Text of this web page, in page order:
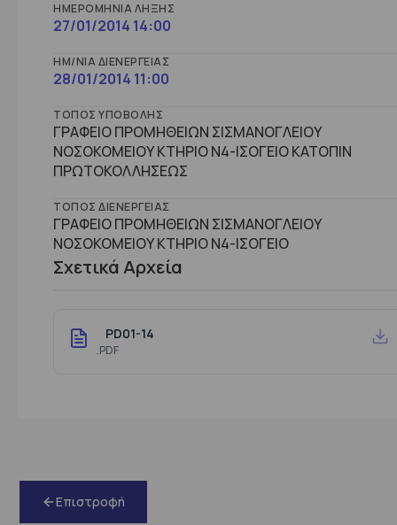
ΗΜΕΡΟΜΗΝΊΑ ΛΉΞΗΣ
27/01/2014 14:00
ΗΜ/ΝΊΑ ΔΙΕΝΈΡΓΕΙΑΣ
28/01/2014 11:00
ΤΌΠΟΣ ΥΠΟΒΟΛΉΣ
ΓΡΑΦΕΙΟ ΠΡΟΜΗΘΕΙΩΝ ΣΙΣΜΑΝΟΓΛΕΙΟΥ
ΝΟΣΟΚΟΜΕΙΟΥ ΚΤΗΡΙΟ Ν4-ΙΣΟΓΕΙΟ ΚΑΤΟΠΙΝ
ΠΡΩΤΟΚΟΛΛΗΣΕΩΣ
ΤΌΠΟΣ ΔΙΕΝΈΡΓΕΙΑΣ
ΓΡΑΦΕΙΟ ΠΡΟΜΗΘΕΙΩΝ ΣΙΣΜΑΝΟΓΛΕΙΟΥ
ΝΟΣΟΚΟΜΕΙΟΥ ΚΤΗΡΙΟ Ν4-ΙΣΟΓΕΙΟ
Σχετικά Αρχεία
PD01-14
.PDF
Επιστροφή